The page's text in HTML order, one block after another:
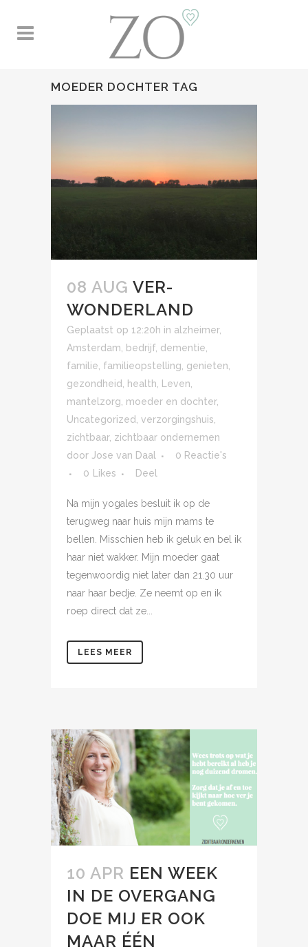
MOEDER DOCHTER TAG
08 AUG VER-
WONDERLAND
Geplaatst op 12:20h in alzheimer,
Amsterdam
bedrijf, dementie
familie familieopstelling genieten
gezondheid
health Leven
mantelzorg moeder en dochter,
Uncategorized verzorgingshuis
zichtbaar, zichtbaar ondernemen
door Jose van Daal
0 Reactie's
0
Likes Deel
Na mijn yogales besluit ik op de
terugweg naar huis mijn mams te
bellen. Misschien heb ik geluk en bel ik
haar niet wakker. Mijn moeder gaat
tegenwoordig niet later dan 21.30 uur
naar haar bedje. Ze neemt op en ik
roep direct dat ze...
LEES MEER
10 APR EEN WEEK
IN DE OVERGANG
DOE MIJ ER OOK
MAAR ÉÉN